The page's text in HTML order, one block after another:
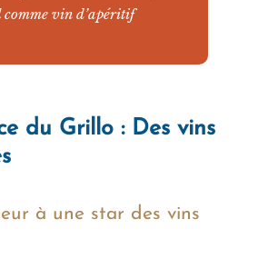
vin d’apéritif
du Grillo : Des vins
à une star des vins